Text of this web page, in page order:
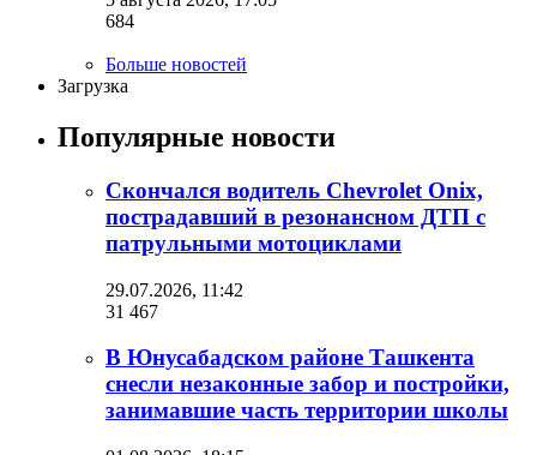
684
Больше новостей
Загрузка
Популярные новости
Скончался водитель Chevrolet Onix,
пострадавший в резонансном ДТП с
патрульными мотоциклами
29.07.2026, 11:42
31 467
В Юнусабадском районе Ташкента
снесли незаконные забор и постройки,
занимавшие часть территории школы